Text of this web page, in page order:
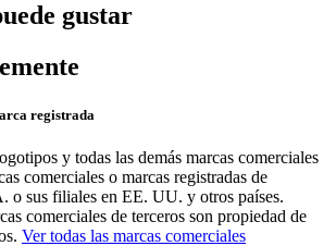
gustar
registrada
y todas las demás marcas comerciales
comerciales o marcas registradas de
o sus filiales en EE. UU. y otros países.
comerciales de terceros son propiedad de
Ver todas las marcas comerciales